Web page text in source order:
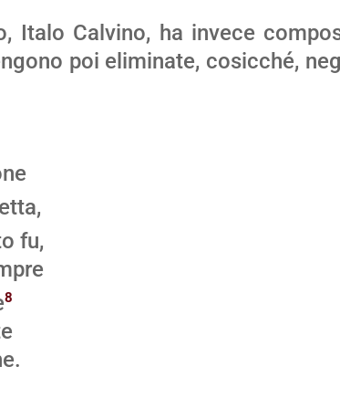
Italo Calvino, ha invece
poi eliminate, cosicché,
fu,
8